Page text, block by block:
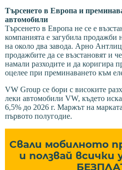
Търсенето в Европа и
автомобили
Търсенето в Европа не се е
компанията е загубила продажби
на около два завода. Арно Антлиц
продажбите да се възстановят и
намали разходите и да коригира
оцелее при преминаването към
VW Group се бори с високите
леки автомобили VW, където
6,5% до 2026 г. Маржът на
първото полугодие.
Свали мобилното
и ползвай всички